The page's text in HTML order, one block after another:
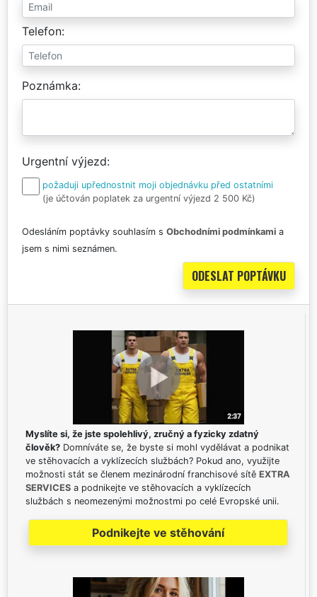
Telefon
Poznámka
Urgentní výjezd
požaduji upřednostnit moji objednávku před ostatními
(je účtován poplatek za urgentní výjezd 2 500 Kč)
Odesláním poptávky souhlasím s Obchodními podmínkami a
jsem s nimi seznámen.
Myslíte si, že jste spolehlivý, zručný a fyzicky zdatný
člověk? Domníváte se, že byste si mohl vydělávat a podnikat
ve stěhovacích a vyklízecích službách? Pokud ano, využijte
možnosti stát se členem mezinárodní franchisové sítě EXTRA
SERVICES a podnikejte ve stěhovacích a vyklízecích
službách s neomezenými možnostmi po celé Evropské unii.
Podnikejte ve stěhování